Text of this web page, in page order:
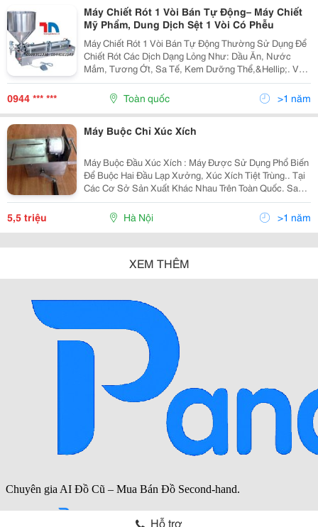
Máy Chiết Rót 1 Vòi Bán Tự Động– Máy Chiết
Mỹ Phẩm, Dung Dịch Sệt 1 Vòi Có Phễu
Máy Chiết Rót 1 Vòi Bán Tự Động Thường Sử Dụng Để
Chiết Rót Các Dịch Dạng Lỏng Như: Dầu Ăn, Nước
Mắm, Tương Ớt, Sa Tế, Kem Dưỡng Thể,&Hellip;. Và
Các Loại Dung Dịch Dạng Lỏng Khác. Máy Chiết Rót
Dịch Đặc Được Sử Dụng Rộng Rãi Trong Ngành Sản
Xuất Mỹ
0944 *** *** Toàn quốc >1 năm
Máy Buộc Chỉ Xúc Xích
Máy Buộc Đầu Xúc Xích : Máy Được Sử Dụng Phổ Biến
Để Buộc Hai Đầu Lạp Xưởng, Xúc Xích Tiệt Trùng.. Tại
Các Cơ Sở Sản Xuất Khác Nhau Trên Toàn Quốc. Sau
Khi Dùng Máy Đùn Xúc Xích Để Đùn Ra Những Thanh
Xúc Xích Có Chiều Dài Từ 1 Đến Vài Mét , Sau
5,5 triệu Hà Nội >1 năm
XEM THÊM
Hỗ trợ